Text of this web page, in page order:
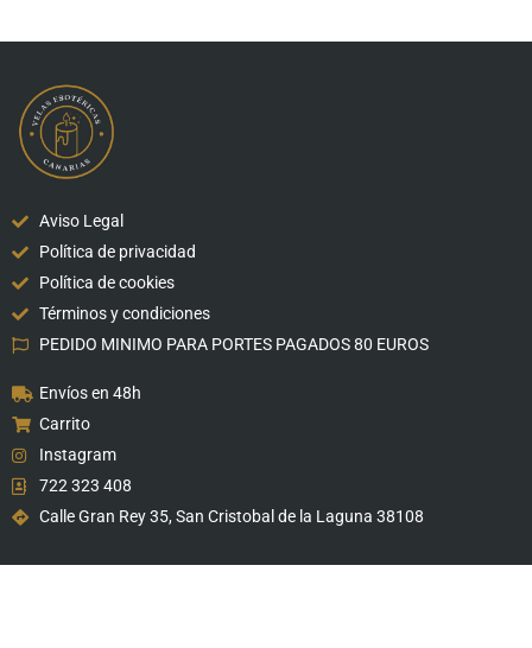
Aviso Legal
Política de privacidad
Política de cookies
Términos y condiciones
PEDIDO MINIMO PARA PORTES PAGADOS 80 EUROS
Envíos en 48h
Carrito
Instagram
722 323 408
Calle Gran Rey 35, San Cristobal de la Laguna 38108